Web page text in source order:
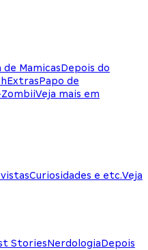
de MamicasDepois do
ExtrasPapo de
Veja mais em
Curiosidades e etc.Veja
StoriesNerdologiaDepois